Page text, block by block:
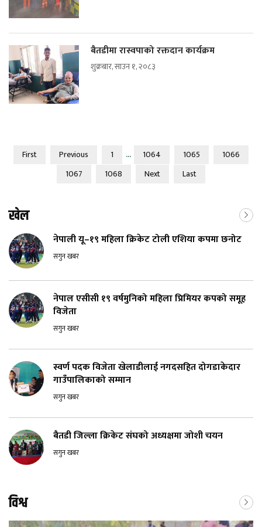
बैतडीमा रास्वपाको रक्तदान कार्यक्रम
शुक्रबार, साउन १, २०८३
First Previous 1 ... 1064 1065
1066
1067
1068 Next Last
खेल
नेपाली यू–१९ महिला क्रिकेट टोली एशिया कपमा छनोट
सगुन खबर
नेपाल एसीसी १९ वर्षमुनिको महिला प्रिमियर कपको समूह
विजेता
सगुन खबर
स्वर्ण पदक विजेता खेलाडीलाई नगदसहित दोगडाकेदार
गाउँपालिकाको सम्मान
सगुन खबर
बैतडी जिल्ला क्रिकेट संघको अध्यक्षमा जोशी चयन
सगुन खबर
विश्व